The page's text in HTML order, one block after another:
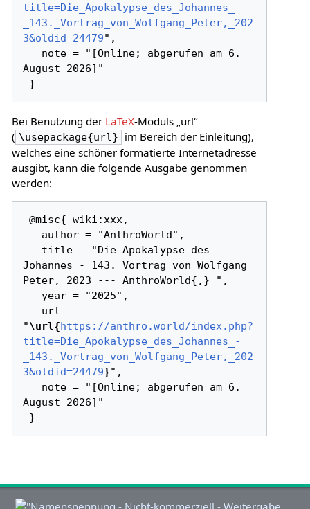
title=Die_Apokalypse_des_Johannes_-
_143._Vortrag_von_Wolfgang_Peter,_202
3&oldid=24479",
August 2026]"
Bei Benutzung der LaTeX-Moduls „url“
( \usepackage{url}
im Bereich der Einleitung),
welches eine schöner formatierte Internetadresse
ausgibt, kann die folgende Ausgabe genommen
werden:
@misc{ wiki:xxx,
Johannes - 143. Vortrag von Wolfgang
Peter, 2023 --- AnthroWorld{,} ",
"\url{https://anthro.world/index.php?
title=Die_Apokalypse_des_Johannes_-
_143._Vortrag_von_Wolfgang_Peter,_202
3&oldid=24479}",
August 2026]"